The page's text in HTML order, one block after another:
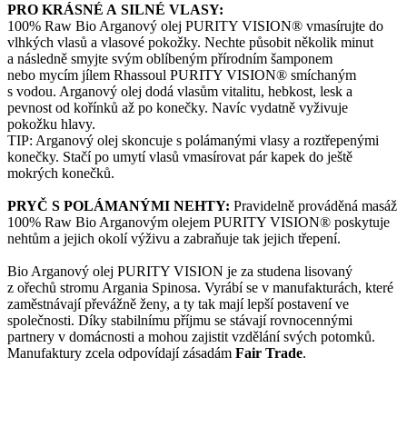
PRO KRÁSNÉ A SILNÉ VLASY:
100% Raw Bio Arganový olej PURITY VISION® vmasírujte do
vlhkých vlasů a vlasové pokožky. Nechte působit několik minut
a následně smyjte svým oblíbeným přírodním šamponem
nebo mycím jílem Rhassoul PURITY VISION® smíchaným
s vodou. Arganový olej dodá vlasům vitalitu, hebkost, lesk a
pevnost od kořínků až po konečky. Navíc vydatně vyživuje
pokožku hlavy.
TIP: Arganový olej skoncuje s polámanými vlasy a roztřepenými
konečky. Stačí po umytí vlasů vmasírovat pár kapek do ještě
mokrých konečků.
PRYČ S POLÁMANÝMI NEHTY: Pravidelně prováděná masáž
100% Raw Bio Arganovým olejem PURITY VISION® poskytuje
nehtům a jejich okolí výživu a zabraňuje tak jejich třepení.
Bio Arganový olej PURITY VISION je za studena lisovaný
z ořechů stromu Argania Spinosa. Vyrábí se v manufakturách, které
zaměstnávají převážně ženy, a ty tak mají lepší postavení ve
společnosti. Díky stabilnímu příjmu se stávají rovnocennými
partnery v domácnosti a mohou zajistit vzdělání svých potomků.
Manufaktury zcela odpovídají zásadám Fair Trade.